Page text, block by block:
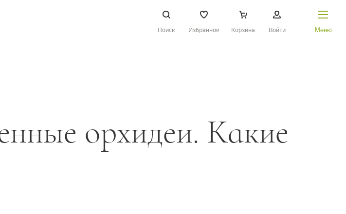
Поиск Избранное Корзина Войти Меню
Вопросы и ответы
орхидеи. Какие